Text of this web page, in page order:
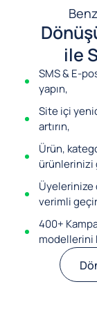
ile
SMS & E-
yapın,
Site içi
artırın,
Ürün,
ürünlerinizi
Üyelerinize
verimli
400+
modellerini